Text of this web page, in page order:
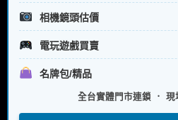
相機鏡頭估價
電玩遊戲買賣
名牌包/精品
全台實體門市連鎖 ． 現